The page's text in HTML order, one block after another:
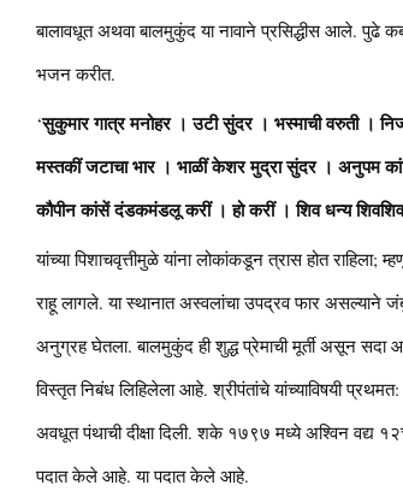
बालावधूत अथवा बालमुकुंद या नावाने प्रसिद्धीस आले. पुढे
भजन करीत.
‘सुकुमार गात्र मनोहर । उटी सुंदर । भस्माची वरुती ।
मस्तकीं जटाचा भार । भाळीं केशर मुद्रा सुंदर । अनुपम
कौपीन कांसें दंडकमंडलू करीं । हो करीं । शिव धन्य
यांच्या पिशाचवृत्तीमुळे यांना लोकांकडून त्रास होत राहिला;
राहू लागले. या स्थानात अस्वलांचा उपद्रव फार असल्याने
अनुग्रह घेतला. बालमुकुंद ही शुद्ध प्रेमाची मूर्ती असून सदा
विस्तृत निबंध लिहिलेला आहे. श्रीपंतांचे यांच्याविषयी
अवधूत पंथाची दीक्षा दिली. शके १७९७ मध्ये अश्विन वद्य
पदात केले आहे. या पदात केले आहे.